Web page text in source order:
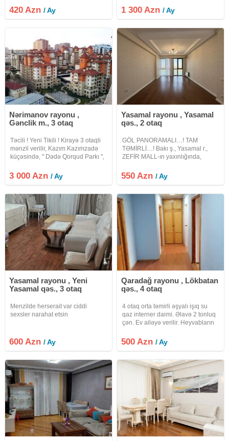
420 Azn/ Ay
otaqli ela temirli menzil kirayeye
verilir. 18/8, 83kv.m., san.qovsaqi,
1 300 Azn/ Ay
Nərimanov rayonu ,
Gənclik m., 3 otaq
Təcili ! Yeni Tikili ! Kirayə 3 otaqli
mənzil verilir, Kazım Kazımzadə
küçəsində, " Dədə Qorqud Parkı ",
metrosu yaxinliğinda. Mərtəbə:
9/6. Ümumi sahəsi:
3 000 Azn/ Ay
Yasamal rayonu , Yasamal
qəs., 2 otaq
GÖL PANORAMALI…! TAM
TƏMİRLİ…! Bakı ş., Yasamal r.,
ZEFİR MALL-ın yaxınlığında,
tanınmış binası olan Kristalın inşa
etdiyi "Park Yasamal" layihəsində,
550 Azn/ Ay
Yasamal rayonu , Yeni
Yasamal qəs., 3 otaq
Menzilde herserait var ciddi
sexsler narahat etsin
600 Azn/ Ay
Qaradağ rayonu , Lökbatan
qəs., 4 otaq
4 otaq orta təmirli əşyalı işıq su
qaz interner daimi. Əlavə 2 tonluq
çən. Ev ailəyə verilir. Heyvabların
Sakitliyə , təmizliyə ruayət edən
şəxslər müraciət etsin.
500 Azn/ Ay